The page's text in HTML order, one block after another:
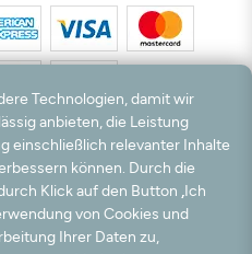
**Kostenloser Versand und Rückversand
und Österreichs.
werbliche Zwecke, die jederzeit widerrufen
nicht an Dritte weitergegeben.
/ Alle Rechte vorbehalten. powered by
Technologien, damit wir
anbieten, die Leistung
einschließlich relevanter Inhalte
können. Durch die
Klick auf den Button „Ich
von Cookies und
Ihrer Daten zu,